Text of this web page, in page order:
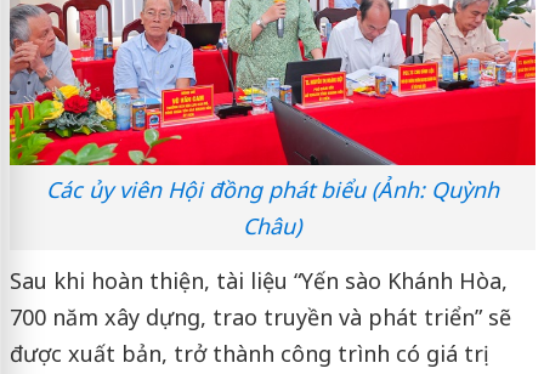
Các ủy viên Hội đồng phát biểu (Ảnh: Quỳnh
Châu)
Sau khi hoàn thiện, tài liệu “Yến sào Khánh Hòa,
700 năm xây dựng, trao truyền và phát triển” sẽ
được xuất bản, trở thành công trình có giá trị